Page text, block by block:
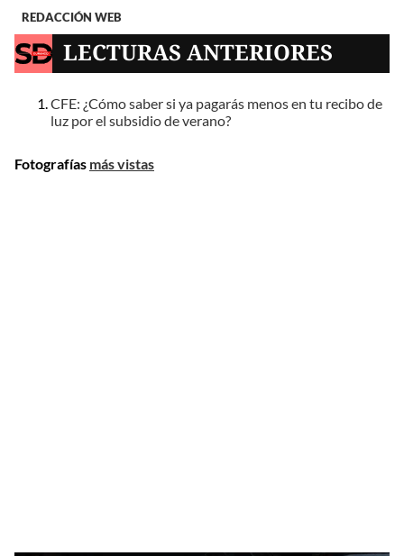
REDACCIÓN WEB
LECTURAS ANTERIORES
CFE: ¿Cómo saber si ya pagarás menos en tu recibo de
luz por el subsidio de verano?
Fotografías más vistas